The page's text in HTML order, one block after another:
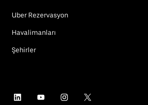
Uber Rezervasyon
Havalimanları
Şehirler